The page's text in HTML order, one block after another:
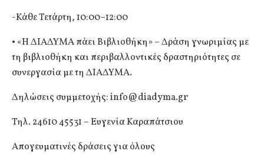
-Κάθε Τετάρτη, 10:00–12:00
• «Η ΔΙΑΔΥΜΑ πάει Βιβλιοθήκη» – Δράση γνωριμίας με
τη βιβλιοθήκη και περιβαλλοντικές δραστηριότητες σε
συνεργασία με τη ΔΙΑΔΥΜΑ.
Δηλώσεις συμμετοχής:info@diadyma.gr
Τηλ. 24610 45531 – Ευγενία Καραπάτσιου
Απογευματινές δράσεις για όλους